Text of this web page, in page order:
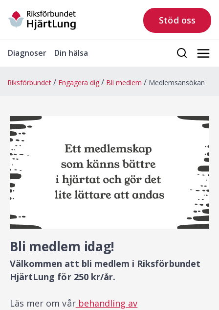
Stöd oss
Diagnoser Din hälsa
Riksförbundet Engagera dig Bli medlem Medlemsansökan
Bli medlem idag!
Välkommen att bli medlem i Riksförbundet
HjärtLung för 250 kr/år.
Läs mer om vårbehandling av